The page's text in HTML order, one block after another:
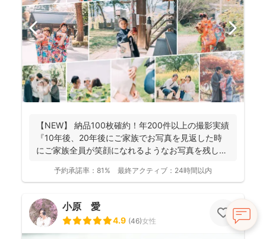
【NEW】 納品100枚確約！年200件以上の撮影実績
『10年後、20年後にご家族でお写真を見返した時
にご家族全員が笑顔になれるようなお写真を残し
予約承諾率： 81% 最終アクティブ： 24時間以内
小原 愛
4.9 (46)女性